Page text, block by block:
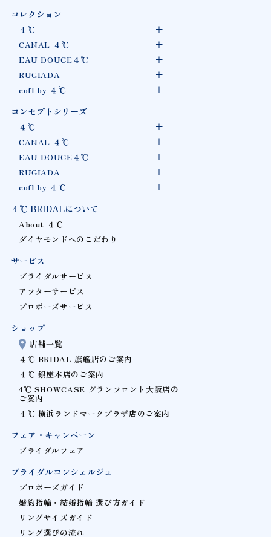
コレクション
４℃
CANAL ４℃
EAU DOUCE４℃
RUGIADA
cofl by ４℃
コンセプトシリーズ
４℃
CANAL ４℃
EAU DOUCE４℃
RUGIADA
cofl by ４℃
４℃ BRIDALについて
About ４℃
ダイヤモンドへのこだわり
サービス
ブライダルサービス
アフターサービス
プロポーズサービス
ショップ
店舗一覧
４℃ BRIDAL 旗艦店のご案内
４℃ 銀座本店のご案内
4℃ SHOWCASE グランフロント大阪店の
ご案内
４℃ 横浜ランドマークプラザ店のご案内
フェア・キャンペーン
ブライダルフェア
ブライダルコンシェルジュ
プロポーズガイド
婚約指輪・結婚指輪 選び方ガイド
リングサイズガイド
リング選びの流れ